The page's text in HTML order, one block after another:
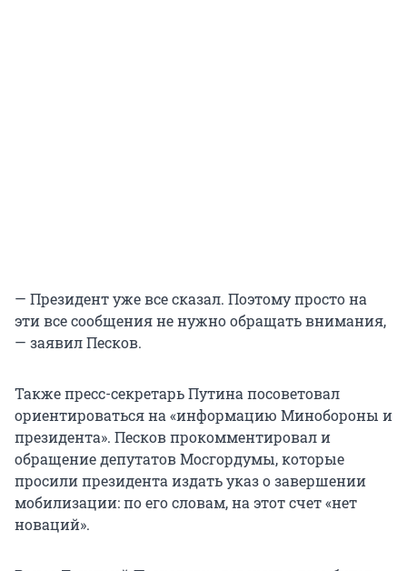
— Президент уже все сказал. Поэтому просто на
эти все сообщения не нужно обращать внимания,
— заявил Песков.
Также пресс-секретарь Путина посоветовал
ориентироваться на «информацию Минобороны и
президента». Песков прокомментировал и
обращение депутатов Мосгордумы, которые
просили президента издать указ о завершении
мобилизации: по его словам, на этот счет «нет
новаций».